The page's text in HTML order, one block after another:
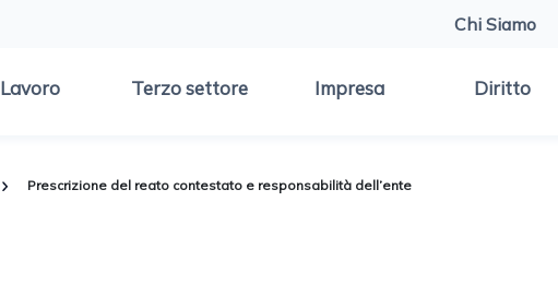
Chi Siamo
Lavoro Terzo settore Impresa Diritto
Prescrizione del reato contestato e responsabilità dell’ente